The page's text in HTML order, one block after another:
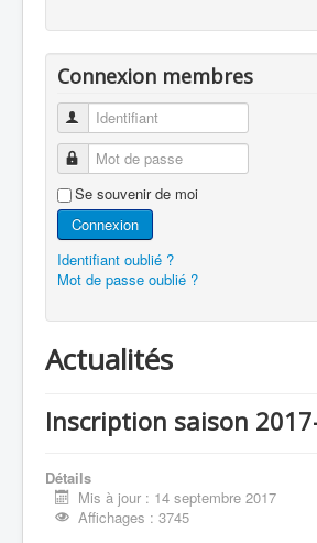
Connexion membres
Identifiant
Mot de passe
Se souvenir de moi
Connexion
Identifiant oublié ?
Mot de passe oublié ?
Actualités
Inscription saison
Détails
Mis à jour : 14 septembre 2017
Affichages : 3745